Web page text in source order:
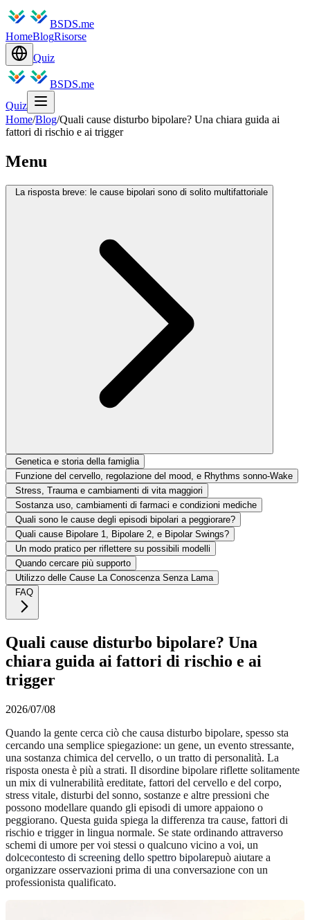
BSDS.me
HomeBlogRisorse
Quiz
BSDS.me
Quiz
Home/Blog/Quali cause disturbo bipolare? Una chiara guida ai
fattori di rischio e ai trigger
Menu
La risposta breve: le cause bipolari sono di solito multifattoriale
Genetica e storia della famiglia
Funzione del cervello, regolazione del mood, e Rhythms sonno-Wake
Stress, Trauma e cambiamenti di vita maggiori
Sostanza uso, cambiamenti di farmaci e condizioni mediche
Quali sono le cause degli episodi bipolari a peggiorare?
Quali cause Bipolare 1, Bipolare 2, e Bipolar Swings?
Un modo pratico per riflettere su possibili modelli
Quando cercare più supporto
Utilizzo delle Cause La Conoscenza Senza Lama
FAQ
Quali cause disturbo bipolare? Una
chiara guida ai fattori di rischio e ai
trigger
2026/07/08
Quando la gente cerca ciò che causa disturbo bipolare, spesso sta
cercando una semplice spiegazione: un gene, un evento stressante,
una sostanza chimica del cervello, o un tratto di personalità. La
risposta onesta è più a strati. Il disordine bipolare riflette solitamente
un mix di vulnerabilità ereditate, fattori del cervello e del corpo,
stress vitale, disturbi del sonno, sostanze e altre pressioni che
possono modellare quando gli episodi di umore appaiono o
peggiorano. Questa guida spiega la differenza tra cause, fattori di
rischio e trigger in lingua normale. Se state ordinando attraverso
schemi di umore per voi stessi o qualcuno vicino a voi, un
dolcecontesto di screening dello spettro bipolarepuò aiutare a
organizzare osservazioni prima di una conversazione con un
professionista qualificato.